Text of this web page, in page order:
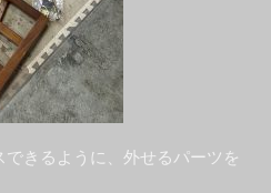
きるように、外せるパーツを